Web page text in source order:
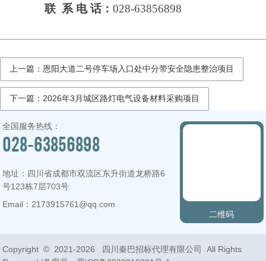
联 系 电 话： 028-63856898
上一篇：恩阳大道二号停车场入口处中分带安全隐患整治项目
下一篇：2026年3月城区路灯电气设备材料采购项目
二维码
全国服务热线：
028-63856898
地址：四川省成都市双流区东升街道龙桥路6
号123栋7层703号
Email：2173915761@qq.com
Copyright © 2021-2026 四川秦巴招标代理有限公司 All Rights